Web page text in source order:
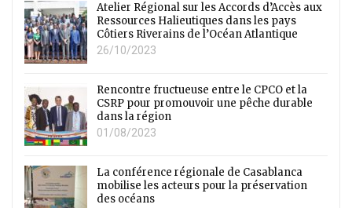
Atelier Régional sur les Accords d’Accès aux
Ressources Halieutiques dans les pays
Côtiers Riverains de l’Océan Atlantique
26/10/2023
Rencontre fructueuse entre le CPCO et la
CSRP pour promouvoir une pêche durable
dans la région
01/08/2023
La conférence régionale de Casablanca
mobilise les acteurs pour la préservation
des océans